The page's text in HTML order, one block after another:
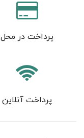
پرداخت در محل
پرداخت آنلاین